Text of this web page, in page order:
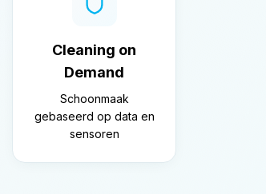
Cleaning on
Demand
Schoonmaak
gebaseerd op data en
sensoren